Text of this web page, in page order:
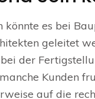
könnte es bei
geleitet
der
Kunden
auf die